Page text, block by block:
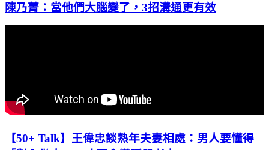
陳乃菁：當他們大腦變了，3招溝通更有效
【50+ Talk】王偉忠談熟年夫妻相處：男人要懂得